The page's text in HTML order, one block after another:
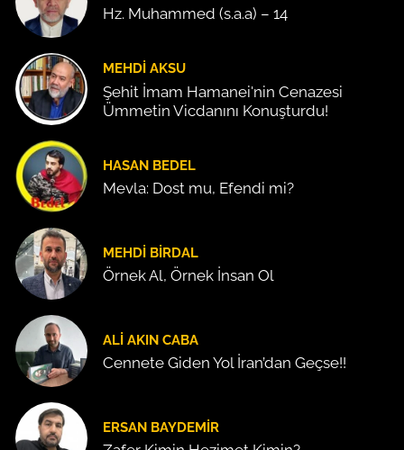
Hz. Muhammed (s.a.a) – 14
MEHDI AKSU
Şehit İmam Hamanei'nin Cenazesi
Ümmetin Vicdanını Konuşturdu!
HASAN BEDEL
Mevla: Dost mu, Efendi mi?
MEHDI BIRDAL
Örnek Al, Örnek İnsan Ol
ALI AKIN CABA
Cennete Giden Yol İran’dan Geçse!!
ERSAN BAYDEMIR